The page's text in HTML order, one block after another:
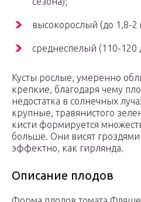
высокорослый (до 1,8-2
среднеспелый (110-120
Кусты рослые, умеренно
крепкие, благодаря чему
недостатка в солнечных
крупные, травянистого
кисти формируется
больше. Они висят гроздями
эффектно, как гирлянда.
Описание плодов